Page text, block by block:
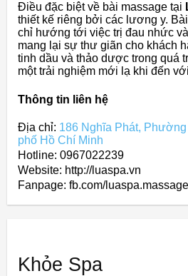
Điều đặc biệt về bài massage tại
thiết kế riêng bởi các lương y.
chỉ hướng tới việc trị đau nhức
mang lại sự thư giãn cho khách
tinh dầu và thảo dược trong quá
một trải nghiệm mới lạ khi đến
Thông tin liên hệ
Địa chỉ: 186 Nghĩa Phát,
phố Hồ Chí Minh
Hotline: 0967022239
Website: http://luaspa.vn
Fanpage: fb.com/
Khỏe Spa